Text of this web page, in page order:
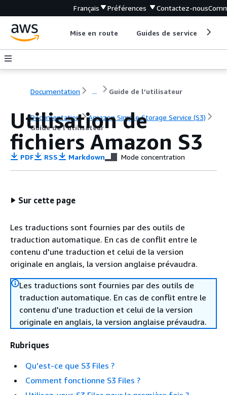
Français Préférences Contactez-nous
Mise en route Guides de service
Documentation ... Guide de l’utilisateur
Documentation
Amazon Simple Storage Service (S3)
Guide de l’utilisateur
Utilisation de
fichiers Amazon S3
PDF RSS Markdown Mode concentration
Sur cette page
Les traductions sont fournies par des outils de
traduction automatique. En cas de conflit entre le
contenu d'une traduction et celui de la version
originale en anglais, la version anglaise prévaudra.
Les traductions sont fournies par des outils de
traduction automatique. En cas de conflit entre le
contenu d'une traduction et celui de la version
originale en anglais, la version anglaise prévaudra.
Rubriques
Qu'est-ce que S3 Files ?
Comment fonctionne S3 Files ?